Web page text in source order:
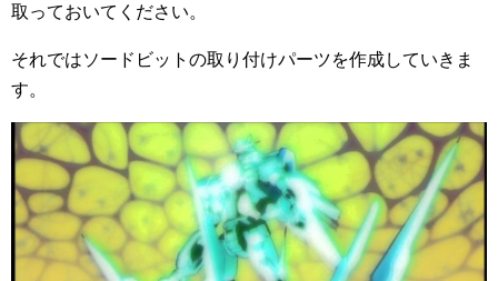
取っておいてください。
それではソードビットの取り付けパーツを作成していきま
す。